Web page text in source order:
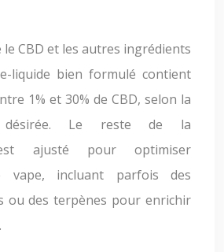
le CBD et les autres ingrédients
liquide bien formulé contient
1% et 30% de CBD, selon la
désirée. Le reste de la
ajusté pour optimiser
vape, incluant parfois des
ou des terpènes pour enrichir